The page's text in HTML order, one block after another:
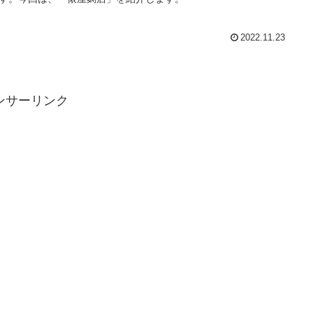
2022.11.23
サーリンク